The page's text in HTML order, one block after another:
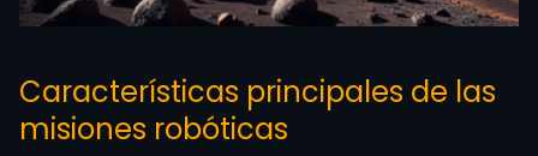
Características principales de las
misiones robóticas